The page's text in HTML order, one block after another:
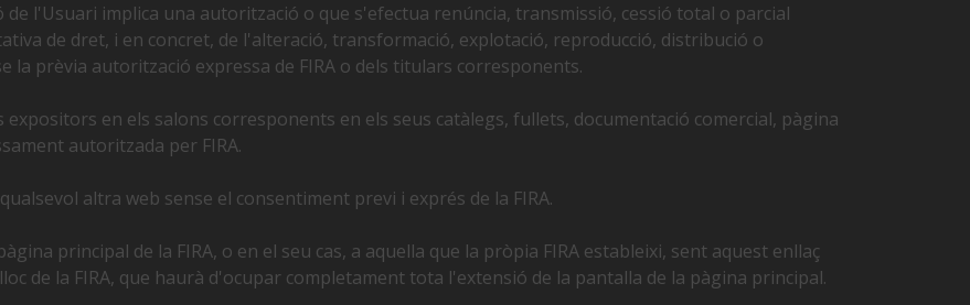
de l'Usuari implica una autorització o que s'efectua renúncia, transmissió, cessió total o parcial
de dret, i en concret, de l'alteració, transformació, explotació, reproducció, distribució o
la prèvia autorització expressa de FIRA o dels titulars corresponents.
expositors en els salons corresponents en els seus catàlegs, fullets, documentació comercial, pàgina
autoritzada per FIRA.
altra web sense el consentiment previ i exprés de la FIRA.
principal de la FIRA, o en el seu cas, a aquella que la pròpia FIRA estableixi, sent aquest enllaç
de la FIRA, que haurà d'ocupar completament tota l'extensió de la pantalla de la pàgina principal.